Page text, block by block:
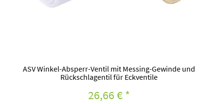
ASV Winkel-Absperr-Ventil mit Messing-Gewinde und
Rückschlagentil für Eckventile
26,66 €*